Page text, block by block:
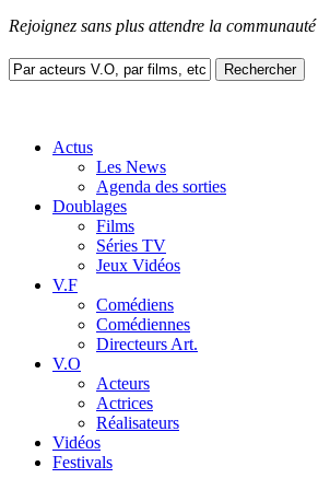
Rejoignez sans plus attendre la communauté
Actus
Les News
Agenda des sorties
Doublages
Films
Séries TV
Jeux Vidéos
V.F
Comédiens
Comédiennes
Directeurs Art.
V.O
Acteurs
Actrices
Réalisateurs
Vidéos
Festivals